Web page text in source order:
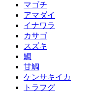
マゴチ
アマダイ
イナワラ
カサゴ
スズキ
鯛
甘鯛
ケンサキイカ
トラフグ